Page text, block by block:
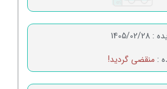
:
1405/02/28
: منقضی گردید!